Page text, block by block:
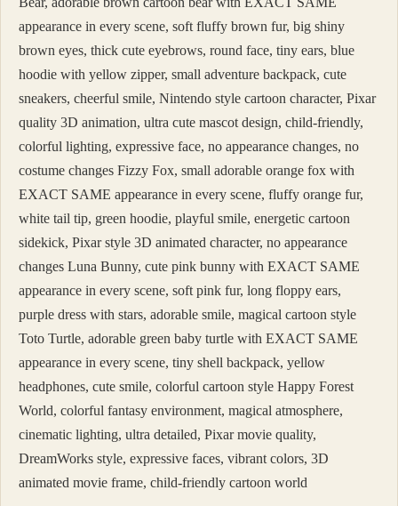
appearance in every scene, soft fluffy brown fur, big shiny
brown eyes, thick cute eyebrows, round face, tiny ears, blue
hoodie with yellow zipper, small adventure backpack, cute
sneakers, cheerful smile, Nintendo style cartoon character, Pixar
quality 3D animation, ultra cute mascot design, child-friendly,
colorful lighting, expressive face, no appearance changes, no
costume changes Fizzy Fox, small adorable orange fox with
EXACT SAME appearance in every scene, fluffy orange fur,
white tail tip, green hoodie, playful smile, energetic cartoon
sidekick, Pixar style 3D animated character, no appearance
changes Luna Bunny, cute pink bunny with EXACT SAME
appearance in every scene, soft pink fur, long floppy ears,
purple dress with stars, adorable smile, magical cartoon style
Toto Turtle, adorable green baby turtle with EXACT SAME
appearance in every scene, tiny shell backpack, yellow
headphones, cute smile, colorful cartoon style Happy Forest
World, colorful fantasy environment, magical atmosphere,
cinematic lighting, ultra detailed, Pixar movie quality,
DreamWorks style, expressive faces, vibrant colors, 3D
animated movie frame, child-friendly cartoon world